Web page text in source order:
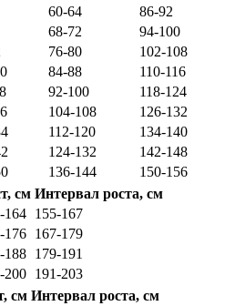
60-64
86-92
68-72
94-100
76-80
102-108
84-88
110-116
92-100
118-124
104-108
126-132
112-120
134-140
124-132
142-148
136-144
150-156
см Интервал роста, см
164 155-167
176 167-179
188 179-191
200 191-203
см Интервал роста, см